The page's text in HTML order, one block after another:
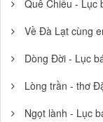
Quê Chiều - Lục
Về Đà Lạt cùng
Dòng Đời - Lục
Lòng trần - thơ
Ngọt lành - Lục